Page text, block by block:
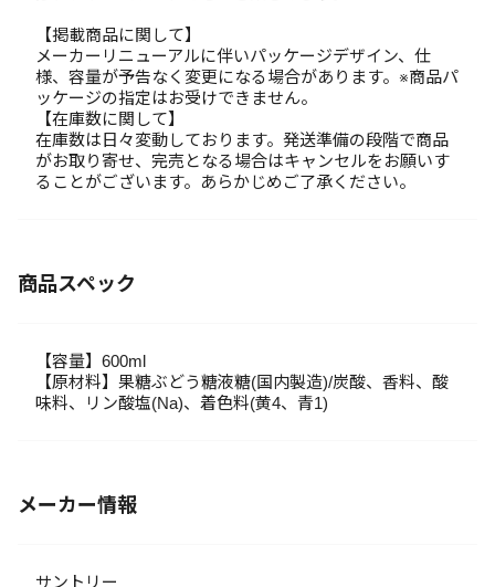
【掲載商品に関して】
メーカーリニューアルに伴いパッケージデザイン、仕
様、容量が予告なく変更になる場合があります。※商品パ
ッケージの指定はお受けできません。
【在庫数に関して】
在庫数は日々変動しております。発送準備の段階で商品
がお取り寄せ、完売となる場合はキャンセルをお願いす
ることがございます。あらかじめご了承ください。
商品スペック
【容量】600ml
【原材料】果糖ぶどう糖液糖(国内製造)/炭酸、香料、酸
味料、リン酸塩(Na)、着色料(黄4、青1)
メーカー情報
サントリー